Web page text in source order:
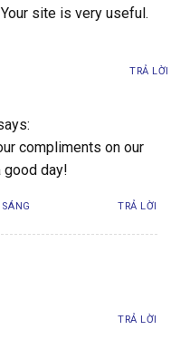
site is very useful.
TRẢ LỜI
compliments on our
good day!
TRẢ LỜI
TRẢ LỜI